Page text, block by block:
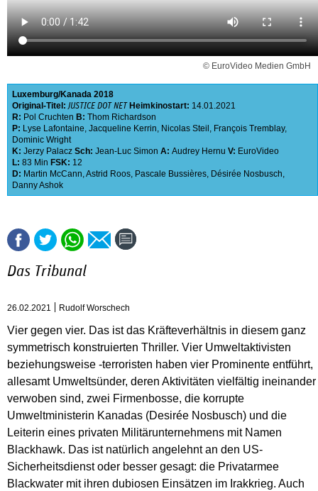
© EuroVideo Medien GmbH
Luxemburg Kanada 2018
Original-Titel: JUSTICE DOT NET Heimkinostart: 14.01.2021
R: Pol Cruchten B: Thom Richardson
P: Lyse Lafontaine, Jacqueline Kerrin, Nicolas Steil , François Tremblay,
Dominic Wright
K: Jerzy Palacz Sch: Jean-Luc Simon A: Audrey Hernu V: EuroVideo
L: 83 Min FSK: 12
D: Martin McCann,Astrid Roos, Pascale Bussières, Désirée Nosbusch,
Danny Ashok
Das Tribunal
26.02.2021 Rudolf Worschech
Vier gegen vier. Das ist das Kräfteverhältnis in diesem ganz
symmetrisch konstruierten Thriller. Vier Umweltaktivisten
beziehungsweise -terroristen haben vier Prominente entführt,
allesamt Umweltsünder, deren Aktivitäten vielfältig ineinander
verwoben sind, zwei Firmenbosse, die korrupte
Umweltministerin Kanadas (Desirée Nosbusch) und die
Leiterin eines privaten Militärunternehmens mit Namen
Blackhawk. Das ist natürlich angelehnt an den US-
Sicherheitsdienst oder besser gesagt: die Privatarmee
Blackwater mit ihren dubiosen Einsätzen im Irakkrieg. Auch